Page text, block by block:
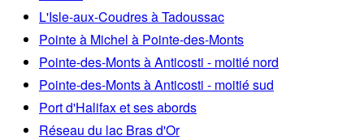
L'Isle-aux-Coudres à Tadoussac
Pointe à Michel à Pointe-des-Monts
Pointe-des-Monts à Anticosti - moitié nord
Pointe-des-Monts à Anticosti - moitié sud
Port d'Halifax et ses abords
Réseau du lac Bras d'Or